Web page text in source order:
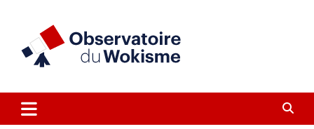
Observatoire du Wokisme